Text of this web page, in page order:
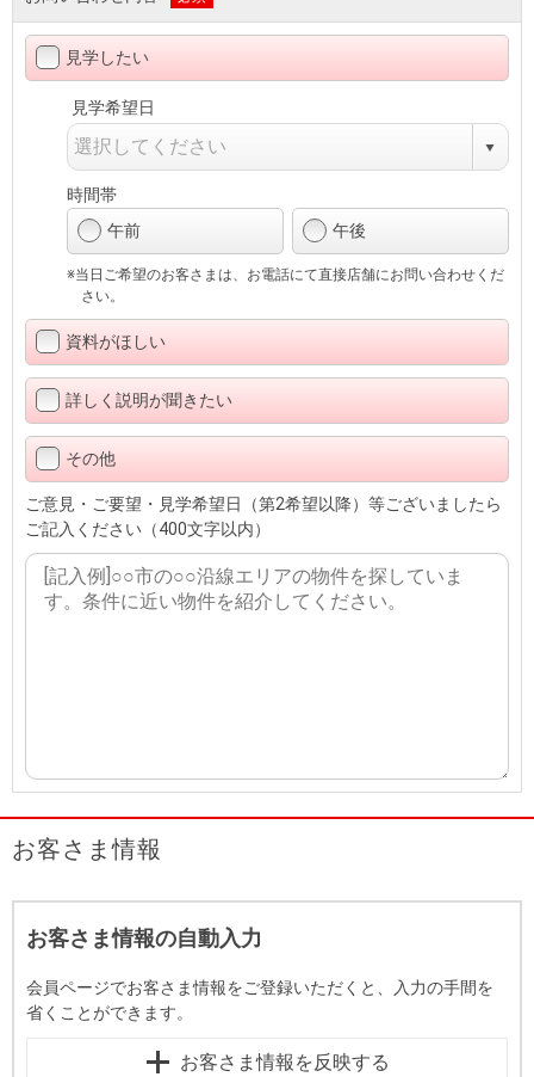
見学したい
見学希望日
時間帯
午前
午後
※当日ご希望のお客さまは、お電話にて直接店舗にお問い合わせくだ
さい。
資料がほしい
詳しく説明が聞きたい
その他
ご意見・ご要望・見学希望日（第2希望以降）等ございましたら
ご記入ください（400文字以内）
お客さま情報
お客さま情報の自動入力
会員ページでお客さま情報をご登録いただくと、入力の手間を
省くことができます。
お客さま情報を反映する